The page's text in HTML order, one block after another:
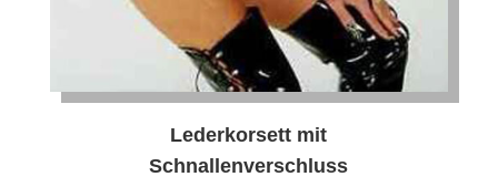
Lederkorsett mit
Schnallenverschluss